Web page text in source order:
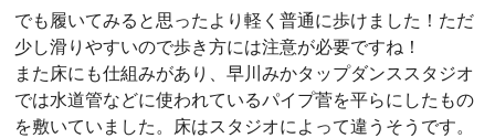
でも履いてみると思ったより軽く普通に歩けました！ただ
少し滑りやすいので歩き方には注意が必要ですね！
また床にも仕組みがあり、早川みかタップダンススタジオ
では水道管などに使われているパイプ菅を平らにしたもの
を敷いていました。床はスタジオによって違うそうです。